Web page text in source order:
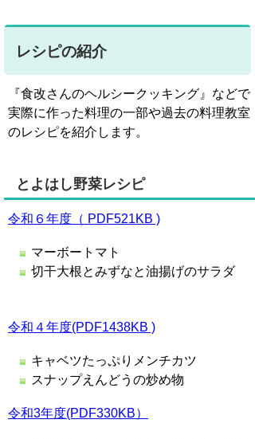
レシピの紹介
『食改さんのヘルシークッキング』などで
実際に作った料理の一部や過去の料理教室
のレシピを紹介します。
とよはし野菜レシピ
令和６年度（ PDF521KB )
マーボートマト
切干大根とみずなと油揚げのサラダ
令和４年度(PDF1438KB )
キャベツたっぷりメンチカツ
スナップえんどうの炒め物
令和3年度(PDF330KB）